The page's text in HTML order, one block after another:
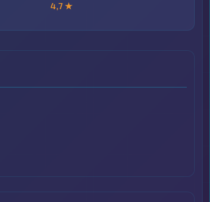
4,7 ★